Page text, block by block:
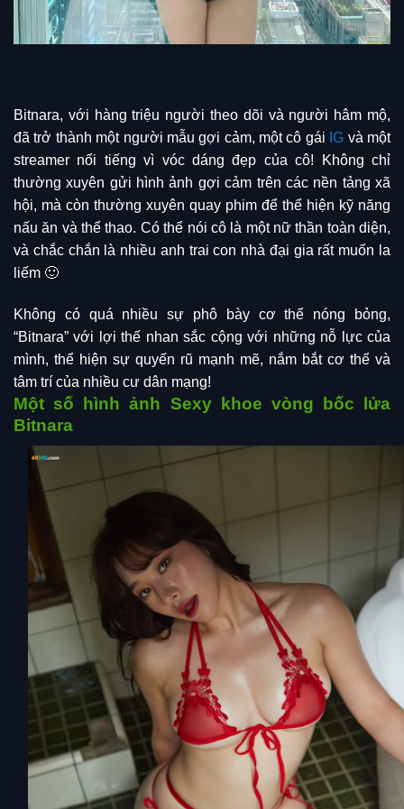
Bitnara, với hàng triệu người theo dõi và người hâm mộ,
đã trở thành một người mẫu gợi cảm, một cô gái IG và một
streamer nổi tiếng vì vóc dáng đẹp của cô! Không chỉ
thường xuyên gửi hình ảnh gợi cảm trên các nền tảng xã
hội, mà còn thường xuyên quay phim để thể hiện kỹ năng
nấu ăn và thể thao. Có thể nói cô là một nữ thần toàn diện,
và chắc chắn là nhiều anh trai con nhà đại gia rất muốn la
liếm 🙂
Không có quá nhiều sự phô bày cơ thể nóng bỏng,
“Bitnara” với lợi thế nhan sắc cộng với những nỗ lực của
mình, thể hiện sự quyến rũ mạnh mẽ, nắm bắt cơ thể và
tâm trí của nhiều cư dân mạng!
Một số hình ảnh Sexy khoe vòng bốc lửa
Bitnara